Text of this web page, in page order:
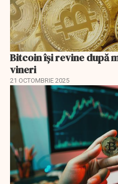
Bitcoin își revine după
vineri
21 OCTOMBRIE 2025